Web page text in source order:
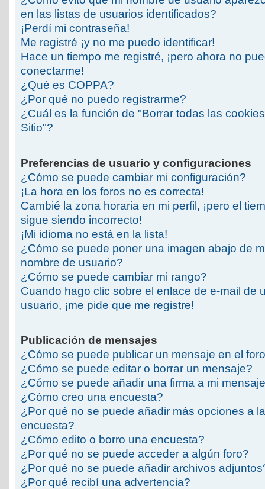
en las listas de usuarios identificados?
¡Perdí mi contraseña!
Me registré ¡y no me puedo identificar!
Hace un tiempo me registré, ¡pero ahora no
conectarme!
¿Qué es COPPA?
¿Por qué no puedo registrarme?
¿Cuál es la función de "Borrar todas las
Sitio"?
Preferencias de usuario y configuraciones
¿Cómo se puede cambiar mi configuración?
¡La hora en los foros no es correcta!
Cambié la zona horaria en mi perfil, ¡pero el
sigue siendo incorrecto!
¡Mi idioma no está en la lista!
¿Cómo se puede poner una imagen abajo de
nombre de usuario?
¿Cómo se puede cambiar mi rango?
Cuando hago clic sobre el enlace de e-mail de
usuario, ¡me pide que me registre!
Publicación de mensajes
¿Cómo se puede publicar un mensaje en el
¿Cómo se puede editar o borrar un mensaje?
¿Cómo se puede añadir una firma a mi
¿Cómo creo una encuesta?
¿Por qué no se puede añadir más opciones a la
encuesta?
¿Cómo edito o borro una encuesta?
¿Por qué no se puede acceder a algún foro?
¿Por qué no se puede añadir archivos
¿Por qué recibí una advertencia?